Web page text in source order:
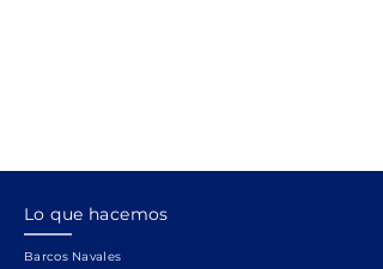
Lo que hacemos
Barcos Navales